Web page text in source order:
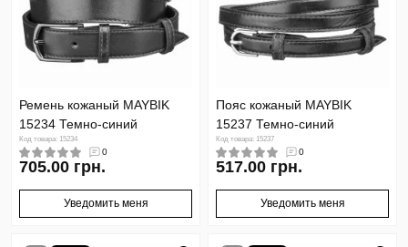
Ремень кожаный MAYBIK
15234 Темно-синий
Код товара: 15234
0
705.00 грн.
Уведомить меня
Пояс кожаный MAYBIK
15237 Темно-синий
Код товара: 15237
0
517.00 грн.
Уведомить меня